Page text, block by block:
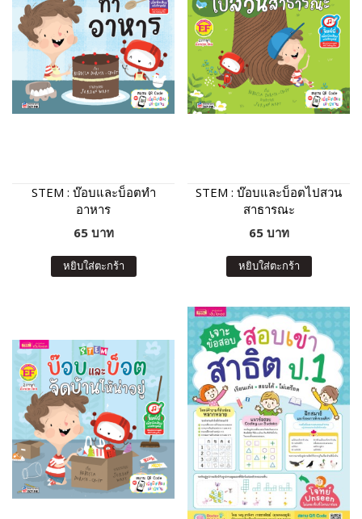
STEM : บ๊อบและบ็อตทำ
อาหาร
65 บาท
หยิบใส่ตะกร้า
STEM : บ๊อบและบ็อตไปสวน
สาธารณะ
65 บาท
หยิบใส่ตะกร้า